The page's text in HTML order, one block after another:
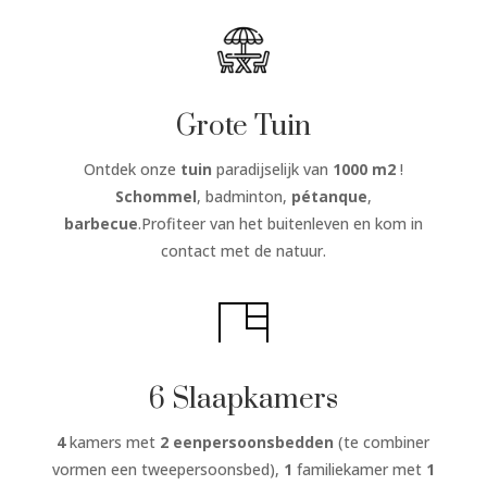
Grote Tuin
Ontdek onze tuin paradijselijk van 1000 m2!
Schommel, badminton, pétanque,
barbecue.Profiteer van het buitenleven en kom in
contact met de natuur.
6 Slaapkamers
4kamers met 2 eenpersoonsbedden (te combiner
vormen een tweepersoonsbed), 1 familiekamer met 1